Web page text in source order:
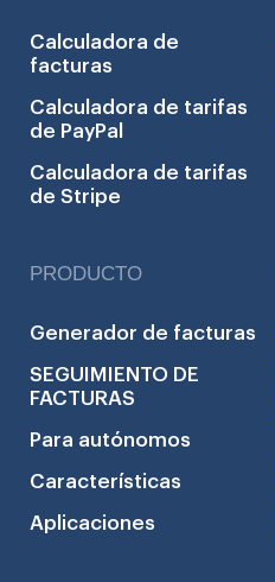
Calculadora de
facturas
Calculadora de tarifas
de PayPal
Calculadora de tarifas
de Stripe
PRODUCTO
Generador de facturas
SEGUIMIENTO DE
FACTURAS
Para autónomos
Características
Aplicaciones